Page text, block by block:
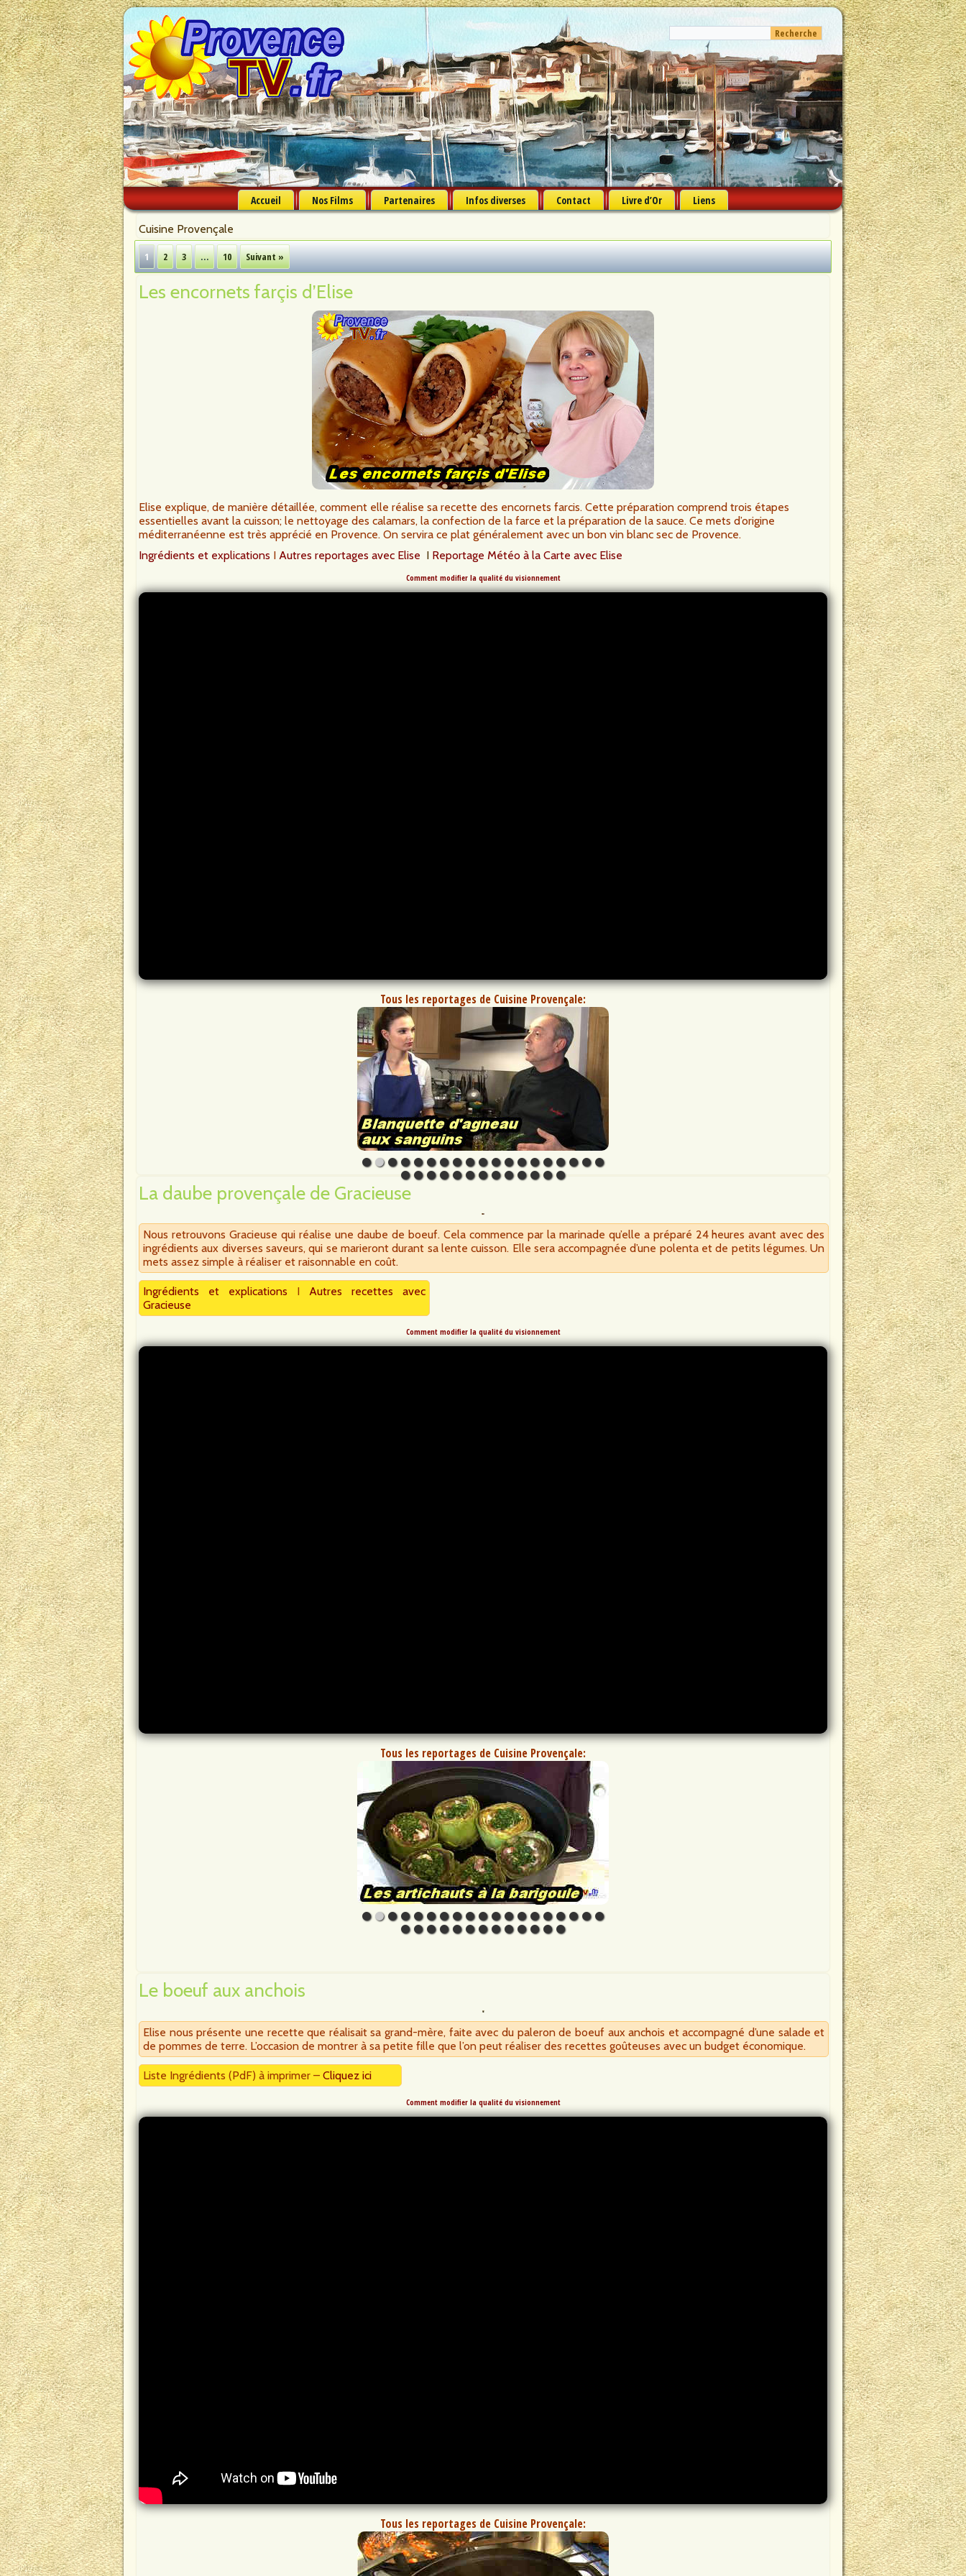
Accueil Nos Films Partenaires Infos diverses Contact Livre d’Or Liens
Cuisine Provençale
1 2 3 … 10 Suivant »
Les encornets farçis d’Elise
Elise explique, de manière détaillée, comment elle réalise sa recette des encornets farcis. Cette préparation comprend trois étapes
essentielles avant la cuisson; le nettoyage des calamars, la confection de la farce et la préparation de la sauce. Ce mets d’origine
méditerranéenne est très apprécié en Provence. On servira ce plat généralement avec un bon vin blanc sec de Provence.
Ingrédients et explications I Autres reportages avec Elise I Reportage Météo à la Carte avec Elise
Comment modifier la qualité du visionnement
Tous les reportages de Cuisine Provençale:
La daube provençale de Gracieuse
Nous retrouvons Gracieuse qui réalise une daube de boeuf. Cela commence par la marinade qu’elle a préparé 24 heures avant avec des
ingrédients aux diverses saveurs, qui se marieront durant sa lente cuisson. Elle sera accompagnée d’une polenta et de petits légumes. Un
mets assez simple à réaliser et raisonnable en coût.
Ingrédients et explications I Autres recettes avec
Gracieuse
Comment modifier la qualité du visionnement
Tous les reportages de Cuisine Provençale:
Le boeuf aux anchois
Elise nous présente une recette que réalisait sa grand-mère, faite avec du paleron de boeuf aux anchois et accompagné d’une salade et
de pommes de terre. L’occasion de montrer à sa petite fille que l’on peut réaliser des recettes goûteuses avec un budget économique.
Liste Ingrédients (PdF) à imprimer – Cliquez ici
Comment modifier la qualité du visionnement
Tous les reportages de Cuisine Provençale: